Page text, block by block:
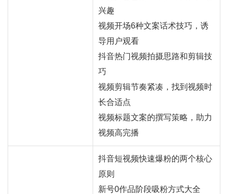
兴趣
视频开场6种文案话术技巧，诱
导用户观看
抖音热门视频拍摄思路和剪辑技
巧
视频剪辑节奏紧凑，找到视频时
长合适点
视频标题文案的撰写策略，助力
视频高完播
抖音短视频快速爆粉的两个核心
原则
新号0作品阶段吸粉方式大全